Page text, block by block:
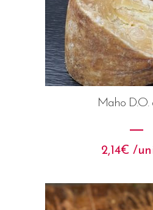
Maho D.O.
2,14€ /